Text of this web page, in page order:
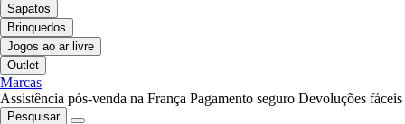
Sapatos
Brinquedos
Jogos ao ar livre
Outlet
Marcas
Assistência pós-venda na França Pagamento seguro Devoluções fáceis
Pesquisar